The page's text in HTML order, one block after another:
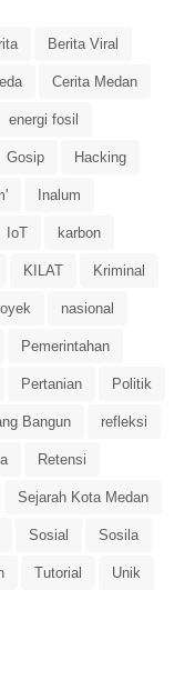
Berita Viral
Cerita Medan
energi fosil
Gosip Hacking
Inalum
IoT karbon
KILAT Kriminal
nasional
Pemerintahan
Pertanian Politik
Bangun refleksi
Retensi
Sejarah Kota Medan
Sosial Sosila
Tutorial Unik